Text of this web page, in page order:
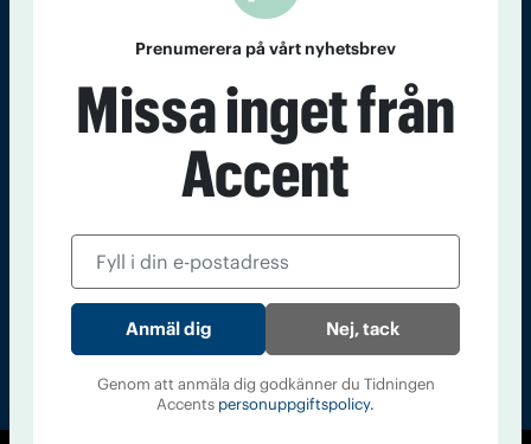
Om Tidningen Tidningsarkiv In English
Läs tidigare
nummer av
Prenumerera på vårt nyhetsbrev
Missa inget från
Accent
Nej, tack
Genom att anmäla dig godkänner du Tidningen
Accents personuppgiftspolicy.